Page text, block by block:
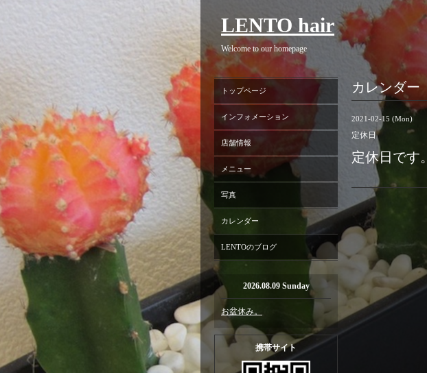
LENTO hair
Welcome to our homepage
カレンダー
2021-02-15 (Mon)
定休日
定休日です。
トップページ
インフォメーション
店舗情報
メニュー
写真
カレンダー
LENTOのブログ
2026.08.09 Sunday
お盆休み。
携帯サイト